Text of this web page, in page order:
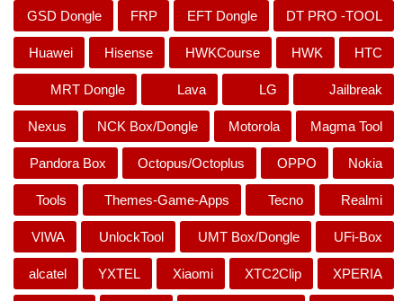
DT PRO -TOOL
EFT Dongle
FRP
GSD Dongle
HTC
HWK
HWKCourse
Hisense
Huawei
Jailbreak
LG
Lava
MRT Dongle
Magma Tool
Motorola
NCK Box/Dongle
Nexus
Nokia
OPPO
Octopus/Octoplus
Pandora Box
Realmi
Tecno
Themes-Game-Apps
Tools
UFi-Box
UMT Box/Dongle
UnlockTool
VIWA
XPERIA
XTC2Clip
Xiaomi
YXTEL
alcatel